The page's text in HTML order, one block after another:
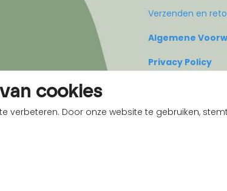
Verzenden en
Algemene
Privacy Policy
cookies
verbeteren. Door onze website te gebruiken,